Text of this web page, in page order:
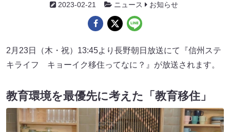
2023-02-21 ニュース お知らせ
2月23日（木・祝）13:45より長野朝日放送にて『信州ステ
キライフ キョーイク移住ってなに？』が放送されます。
教育環境を最優先に考えた「教育移住」